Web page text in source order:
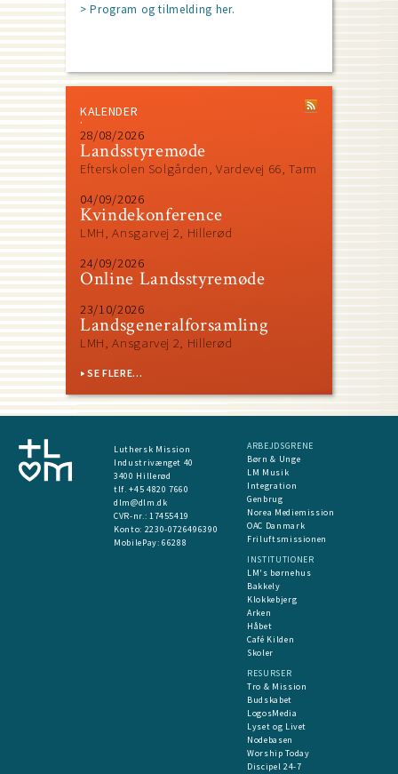
> Program og tilmelding her.
KALENDER
28/08/2026
Landsstyremøde
Efterskolen Solgården, Vardevej 66, Tarm
04/09/2026
Kvindekonference
LMH, Ansgarvej 2, Hillerød
24/09/2026
Online Landsstyremøde
23/10/2026
Landsgeneralforsamling
LMH, Ansgarvej 2, Hillerød
SE FLERE...
Luthersk Mission
Industrivænget 40
3400 Hillerød
tlf. +45 4820 7660
dlm@dlm.dk
CVR-nr.: 17455419
​Konto: 2230-0726496390
MobilePay:66288
ARBEJDSGRENE
Børn & Unge
LM Musik
Integration
Genbrug
Norea Mediemission
OAC Danmark
Friluftsmissionen
INSTITUTIONER
LM's børnehus
Bakkely
Klokkebjerg
Arken
Håbet
Café Kilden
Skoler
RESURSER
Tro & Mission
Budskabet
LogosMedia
Lyset og Livet
Nodebasen
Worship Today
Discipel 24-7